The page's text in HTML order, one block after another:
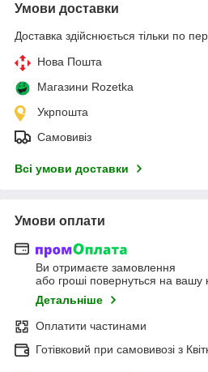
Умови доставки
Доставка здійснюється тільки по
Нова Пошта
Магазини Rozetka
Укрпошта
Самовивіз
Всі умови доставки
Умови оплати
Ви отримаєте замовлення
або гроші повернуться на вашу
Детальніше
Оплатити частинами
Готівковий при самовивозі з